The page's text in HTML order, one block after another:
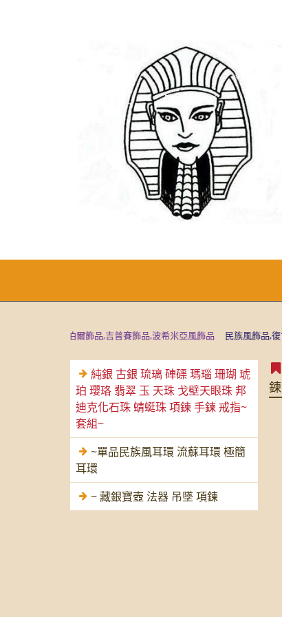
飾品,尼泊爾飾品,吉普賽飾品,波希米亞風飾品
民族風飾品,復古風
純銀 古銀 琉璃 硨磲 瑪瑙 珊瑚 琥
珀 瓔珞 翡翠 玉 天珠 戈壁天眼珠 邦
迪克化石珠 蜻蜓珠 項鍊 手鍊 戒指~
套組~
~單品民族風耳環 流蘇耳環 極簡
耳環
~ 藏銀寶壺 法器 吊墜 項鍊